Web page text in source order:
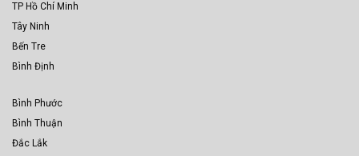
TP Hồ Chí Minh
Tây Ninh
Bến Tre
Bình Định
Bình Phước
Bình Thuận
Đắc Lắk